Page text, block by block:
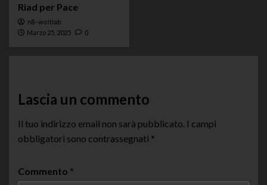
Riad per Pace
n8-woltlab
Marzo 25, 2025 0
Lascia un commento
Il tuo indirizzo email non sarà pubblicato. I campi
obbligatori sono contrassegnati *
Commento *